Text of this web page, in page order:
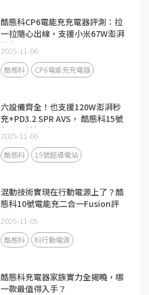
酷態科CP6電能充充電器評測：拉
一拉隨心出線，支援小米67W澎湃
秒充！
2025-11-06
酷態科 CP6電能充充電器
六設備齊全！也支援120W澎湃秒
充+PD3.2 SPR AVS， 酷態科15號
超級電站評測
2025-11-06
酷態科 15號超級電站
混動技術實現在行動電源上了？酷
態科10號電能充二合一Fusion評
測
2025-11-05
酷態科 科行動電源
酷態科充電器家族實力全揭曉，哪
一款最值得入手？